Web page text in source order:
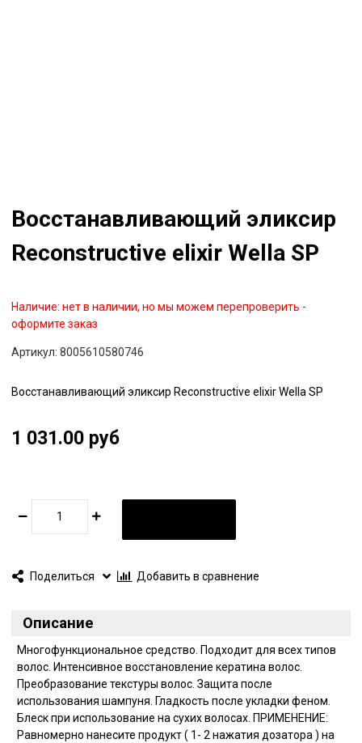
Восстанавливающий эликсир
Reconstructive elixir Wella SP
Наличие:нет в наличии, но мы можем перепроверить -
оформите заказ
Артикул:8005610580746
Восстанавливающий эликсир Reconstructive elixir Wella SP
1 031.00 руб
Поделиться Добавить в сравнение
Описание
Многофункциональное средство. Подходит для всех типов
волос. Интенсивное восстановление кератина волос.
Преобразование текстуры волос. Защита после
использования шампуня. Гладкость после укладки феном.
Блеск при использование на сухих волосах. ПРИМЕНЕНИЕ:
Равномерно нанесите продукт ( 1- 2 нажатия дозатора ) на